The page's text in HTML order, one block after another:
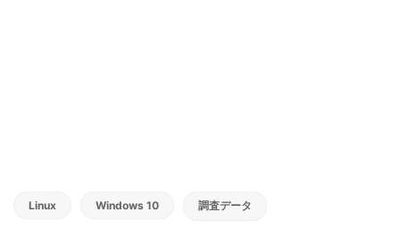
Linux Windows 10 調査データ